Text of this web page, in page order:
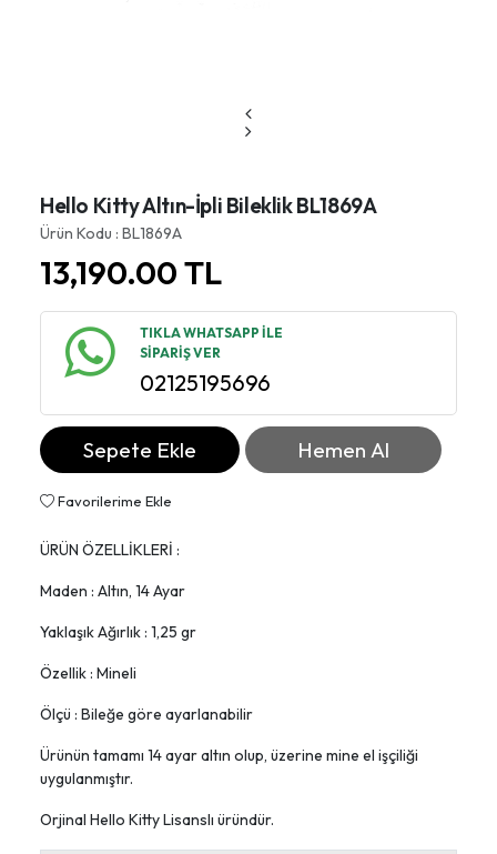
Hello Kitty Altın-İpli Bileklik BL1869A
Ürün Kodu : BL1869A
13,190.00TL
TIKLA WHATSAPP İLE
SİPARİŞ VER
02125195696
Sepete Ekle Hemen Al
Favorilerime Ekle
ÜRÜN ÖZELLİKLERİ :
Maden : Altın, 14 Ayar
Yaklaşık Ağırlık : 1,25 gr
Özellik : Mineli
Ölçü : Bileğe göre ayarlanabilir
Ürünün tamamı 14 ayar altın olup, üzerine mine el işçiliği
uygulanmıştır.
Orjinal Hello Kitty Lisanslı üründür.